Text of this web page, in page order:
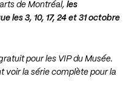
de Montréal, les
les 3, 10, 17, 24 et 31 octobre
pour les VIP du Musée.
voir la série complète pour la